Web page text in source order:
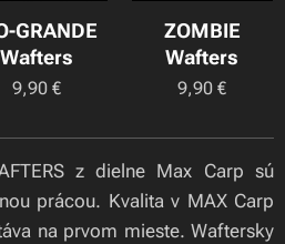
GRANDE
Wafters
9,90€
ZOMBIE
Wafters
9,90 €
z dielne Max Carp sú
prácou. Kvalita v MAX Carp
na prvom mieste. Waftersky